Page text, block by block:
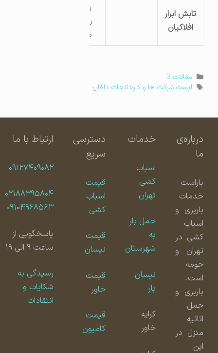
تابش ابرار
افلاکیان
روبروی
روستای
مراداباد
دسته‌ها
مقالات 3
برچسب‌ها
لیست شرکت ها و کارخانجات دلفان
درباره‌ی
باراست
خدمات
باربری و
اسباب
کشی در
تهران و
حومه
است.
باربری و
حمل
اثاثیه
منزل در
خدمات
اسباب
کشی
تهران
حمل بار
شهرستان
نیسان
دسترسی
سریع
قیمت
اسباب
کشی
قیمت
نیسان
قیمت
قیمت
کامیون
ارتباط با ما
۰۹۱۲۷۴۰۹۰۸۲
۰۲۱۸۸۳۹۵۸۰۴
۰۹۱۰۴۹۶۸۵۶۳
پاسخگویی از
ساعت ۹ الی ۱۹
رسیدگی به
شکایات و
انتقادات